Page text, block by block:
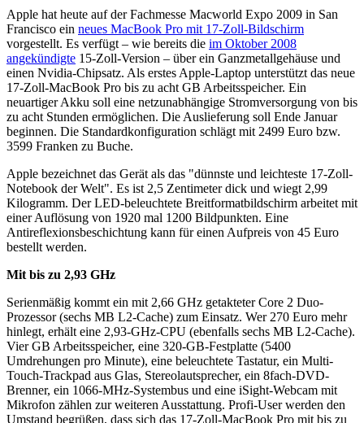
Apple hat heute auf der Fachmesse Macworld Expo 2009 in San
Francisco ein neues MacBook Pro mit 17-Zoll-Bildschirm
vorgestellt. Es verfügt – wie bereits die im Oktober 2008
angekündigte 15-Zoll-Version – über ein Ganzmetallgehäuse und
einen Nvidia-Chipsatz. Als erstes Apple-Laptop unterstützt das neue
17-Zoll-MacBook Pro bis zu acht GB Arbeitsspeicher. Ein
neuartiger Akku soll eine netzunabhängige Stromversorgung von bis
zu acht Stunden ermöglichen. Die Auslieferung soll Ende Januar
beginnen. Die Standardkonfiguration schlägt mit 2499 Euro bzw.
3599 Franken zu Buche.
Apple bezeichnet das Gerät als das "dünnste und leichteste 17-Zoll-
Notebook der Welt". Es ist 2,5 Zentimeter dick und wiegt 2,99
Kilogramm. Der LED-beleuchtete Breitformatbildschirm arbeitet mit
einer Auflösung von 1920 mal 1200 Bildpunkten. Eine
Antireflexionsbeschichtung kann für einen Aufpreis von 45 Euro
bestellt werden.
Mit bis zu 2,93 GHz
Serienmäßig kommt ein mit 2,66 GHz getakteter Core 2 Duo-
Prozessor (sechs MB L2-Cache) zum Einsatz. Wer 270 Euro mehr
hinlegt, erhält eine 2,93-GHz-CPU (ebenfalls sechs MB L2-Cache).
Vier GB Arbeitsspeicher, eine 320-GB-Festplatte (5400
Umdrehungen pro Minute), eine beleuchtete Tastatur, ein Multi-
Touch-Trackpad aus Glas, Stereolautsprecher, ein 8fach-DVD-
Brenner, ein 1066-MHz-Systembus und eine iSight-Webcam mit
Mikrofon zählen zur weiteren Ausstattung. Profi-User werden den
Umstand begrüßen, dass sich das 17-Zoll-MacBook Pro mit bis zu